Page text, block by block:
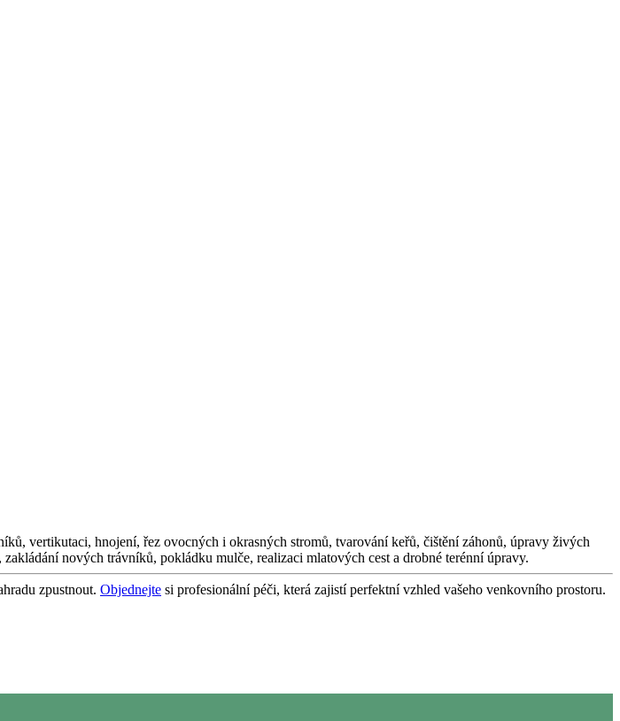
vertikutaci, hnojení, řez ovocných i okrasných stromů, tvarování keřů, čištění záhonů, úpravy živých
nových trávníků, pokládku mulče, realizaci mlatových cest a drobné terénní úpravy.
zpustnout. Objednejte si profesionální péči, která zajistí perfektní vzhled vašeho venkovního prostoru.